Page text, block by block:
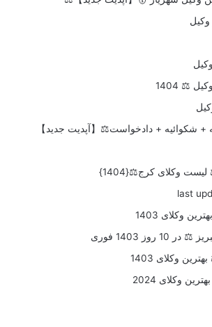
⚖️ 1404
+ شکوائیه + دادخواست⚖️【آپدیت جدید】
وکلای کرج⚖️{1404}
وکلای 1403
1403 فوری
وکلای 1403
وکلای 2024